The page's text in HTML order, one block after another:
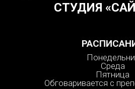
СТУДИЯ
Среда
Пятница
Обговаривается с